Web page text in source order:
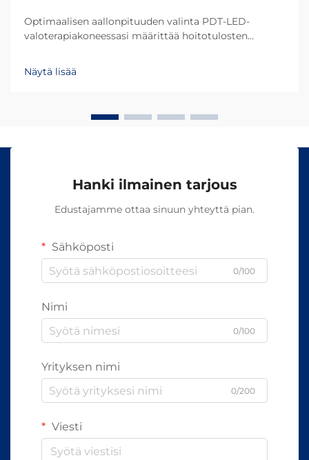
Optimaalisen aallonpituuden valinta PDT-LED-
valoterapiakoneessasi määrittää hoitotulosten
aallonpituudet tunkeutuvat ihoon eri syvyyksiin ja
aiheuttavat erilaisia biologisia reaktioita, mikä tekee...
Näytä lisää
Hanki ilmainen tarjous
Edustajamme ottaa sinuun yhteyttä pian.
Sähköposti
0/100
Nimi
0/100
Yrityksen nimi
0/200
Viesti